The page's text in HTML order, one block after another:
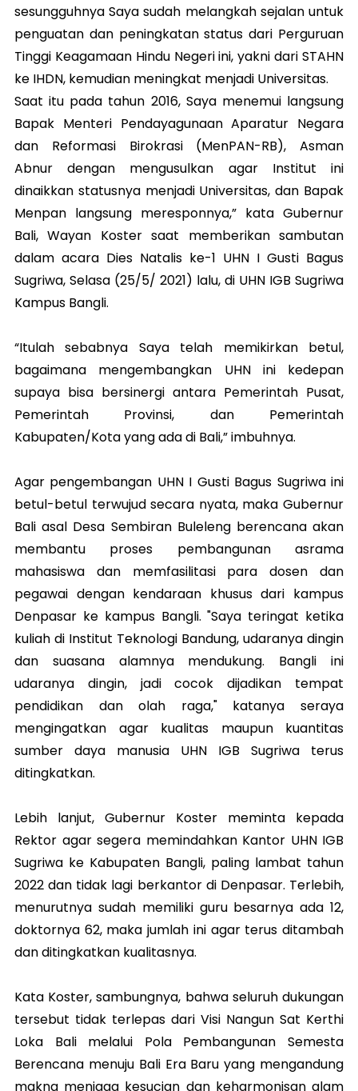
sesungguhnya Saya sudah melangkah sejalan untuk
penguatan dan peningkatan status dari Perguruan
Tinggi Keagamaan Hindu Negeri ini, yakni dari STAHN
ke IHDN, kemudian meningkat menjadi Universitas.
Saat itu pada tahun 2016, Saya menemui langsung
Bapak Menteri Pendayagunaan Aparatur Negara
dan Reformasi Birokrasi (MenPAN-RB), Asman
Abnur dengan mengusulkan agar Institut ini
dinaikkan statusnya menjadi Universitas, dan Bapak
Menpan langsung meresponnya,” kata Gubernur
Bali, Wayan Koster saat memberikan sambutan
dalam acara Dies Natalis ke-1 UHN I Gusti Bagus
Sugriwa, Selasa (25/5/ 2021) lalu, di UHN IGB Sugriwa
Kampus Bangli.
“Itulah sebabnya Saya telah memikirkan betul,
bagaimana mengembangkan UHN ini kedepan
supaya bisa bersinergi antara Pemerintah Pusat,
Pemerintah Provinsi, dan Pemerintah
Kabupaten/Kota yang ada di Bali,” imbuhnya.
Agar pengembangan UHN I Gusti Bagus Sugriwa ini
betul-betul terwujud secara nyata, maka Gubernur
Bali asal Desa Sembiran Buleleng berencana akan
membantu proses pembangunan asrama
mahasiswa dan memfasilitasi para dosen dan
pegawai dengan kendaraan khusus dari kampus
Denpasar ke kampus Bangli. "Saya teringat ketika
kuliah di Institut Teknologi Bandung, udaranya dingin
dan suasana alamnya mendukung. Bangli ini
udaranya dingin, jadi cocok dijadikan tempat
pendidikan dan olah raga," katanya seraya
mengingatkan agar kualitas maupun kuantitas
sumber daya manusia UHN IGB Sugriwa terus
ditingkatkan.
Lebih lanjut, Gubernur Koster meminta kepada
Rektor agar segera memindahkan Kantor UHN IGB
Sugriwa ke Kabupaten Bangli, paling lambat tahun
2022 dan tidak lagi berkantor di Denpasar. Terlebih,
menurutnya sudah memiliki guru besarnya ada 12,
doktornya 62, maka jumlah ini agar terus ditambah
dan ditingkatkan kualitasnya.
Kata Koster, sambungnya, bahwa seluruh dukungan
tersebut tidak terlepas dari Visi Nangun Sat Kerthi
Loka Bali melalui Pola Pembangunan Semesta
Berencana menuju Bali Era Baru yang mengandung
makna menjaga kesucian dan keharmonisan alam